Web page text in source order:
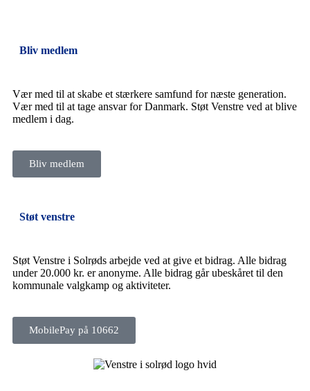
Bliv medlem
Vær med til at skabe et stærkere samfund for næste generation.
Vær med til at tage ansvar for Danmark. Støt Venstre ved at blive
medlem i dag.
Bliv medlem
Støt venstre
Støt Venstre i Solrøds arbejde ved at give et bidrag. Alle bidrag
under 20.000 kr. er anonyme. Alle bidrag går ubeskåret til den
kommunale valgkamp og aktiviteter.
MobilePay på 10662